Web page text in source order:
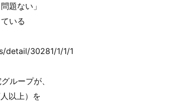
題ない」
いる
detail/30281/1/1/1
ループが、
以上）を